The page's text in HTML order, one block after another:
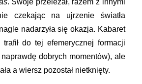
. Swoje przeleżał, razem z innymi
czekając na ujrzenie światła
nadarzyła się okazja. Kabaret
do tej efemerycznej formacji
dobrych momentów), ale
a wiersz pozostał nietknięty.